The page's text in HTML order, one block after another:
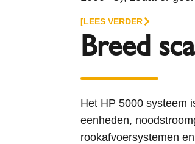
[LEES VERDER
Breed
Het HP 5000 systeem
eenheden,
rookafvoersystemen